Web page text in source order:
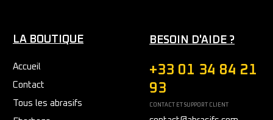
LA BOUTIQUE
Accueil
Contact
Tous les abrasifs
BESOIN D'AIDE ?
+33 01 34 84 21
93
CONTACT ET SUPPORT CLIENT